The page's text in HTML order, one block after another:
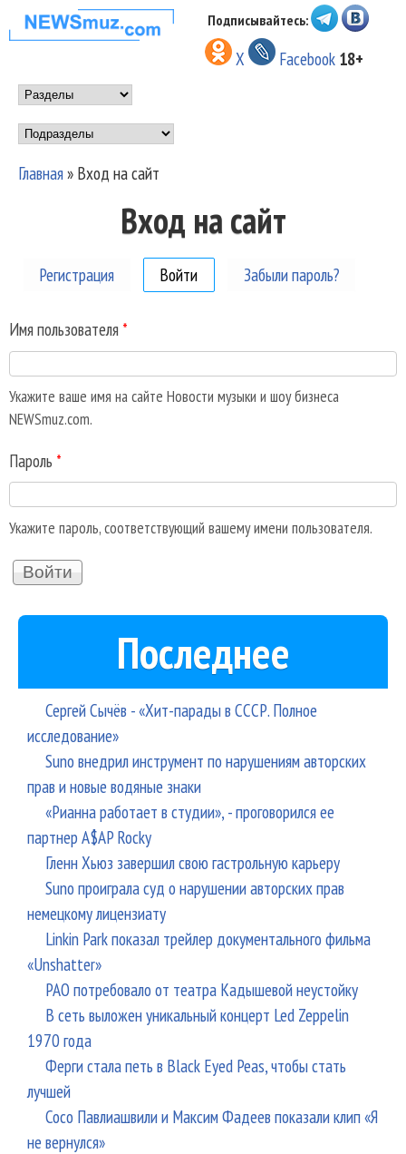
Перейти к основному
содержанию
НОВОСТИ
МУЗЫКИ И
ШОУ БИЗНЕСА
NEWSMUZ.COM
Подписывайтесь:
X Facebook 18+
Main menu
Подразделы
Вы здесь
Главная» Вход на сайт
Вход на сайт
Регистрация Войти (активная вкладка)
Забыли пароль?
Имя пользователя *
Укажите ваше имя на сайте Новости музыки и шоу бизнеса
NEWSmuz.com.
Пароль *
Укажите пароль, соответствующий вашему имени пользователя.
Последнее
Сергей Сычёв - «Хит-парады в СССР. Полное
исследование»
Suno внедрил инструмент по нарушениям авторских
прав и новые водяные знаки
«Рианна работает в студии», - проговорился ее
партнер A$AP Rocky
Гленн Хьюз завершил свою гастрольную карьеру
Suno проиграла суд о нарушении авторских прав
немецкому лицензиату
Linkin Park показал трейлер документального фильма
«Unshatter»
РАО потребовало от театра Кадышевой неустойку
В сеть выложен уникальный концерт Led Zeppelin
1970 года
Ферги стала петь в Black Eyed Peas, чтобы стать
лучшей
Сосо Павлиашвили и Максим Фадеев показали клип «Я
не вернулся»